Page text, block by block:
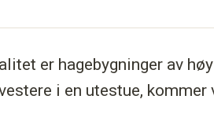
er hagebygninger av
i en utestue, kommer